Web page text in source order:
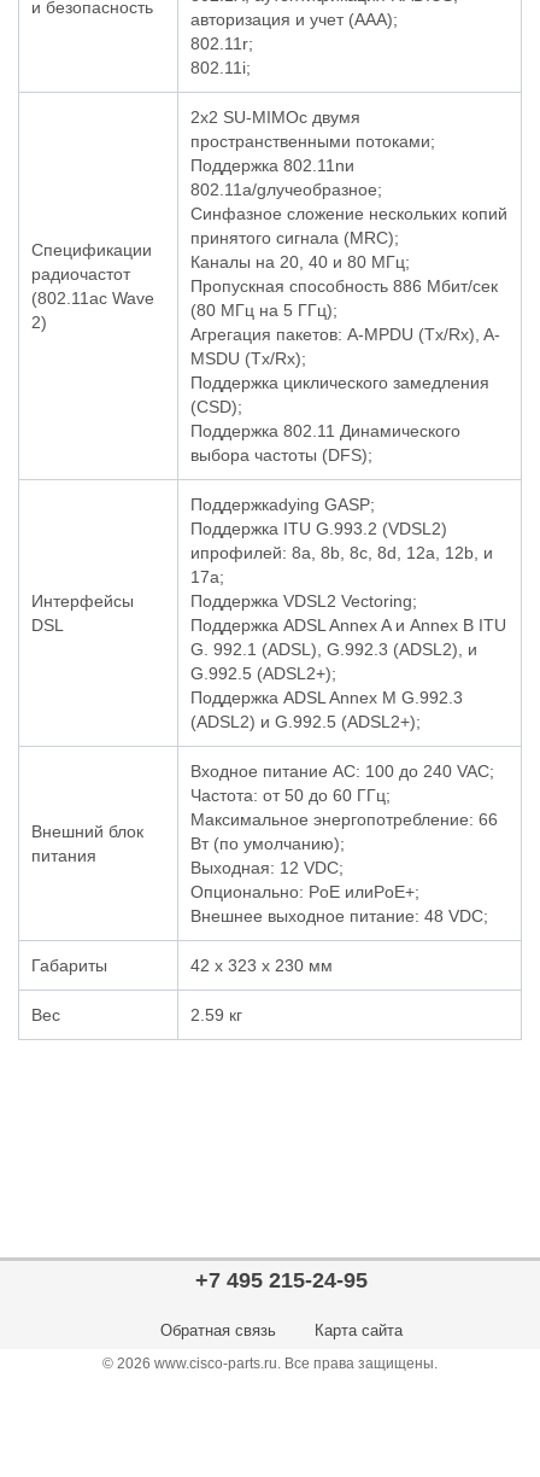
и безопасность
авторизация и учет (AAA);
802.11r;
802.11i;
Спецификации
радиочастот
(802.11ac Wave
2)
2x2 SU-MIMOс двумя
пространственными потоками;
Поддержка 802.11nи
802.11a/gлучеобразное;
Синфазное сложение нескольких копий
принятого сигнала (MRC);
Каналы на 20, 40 и 80 МГц;
Пропускная способность 886 Мбит/сек
(80 МГц на 5 ГГц);
Агрегация пакетов: A-MPDU (Tx/Rx), A-
MSDU (Tx/Rx);
Поддержка циклического замедления
(CSD);
Поддержка 802.11 Динамического
выбора частоты (DFS);
Интерфейсы
DSL
Поддержкаdying GASP;
Поддержка ITU G.993.2 (VDSL2)
ипрофилей: 8a, 8b, 8c, 8d, 12a, 12b, и
17a;
Поддержка VDSL2 Vectoring;
Поддержка ADSL Annex A и Annex B ITU
G. 992.1 (ADSL), G.992.3 (ADSL2), и
G.992.5 (ADSL2+);
Поддержка ADSL Annex M G.992.3
(ADSL2) и G.992.5 (ADSL2+);
Внешний блок
питания
Входное питание AC: 100 до 240 VAC;
Частота: от 50 до 60 ГГц;
Максимальное энергопотребление: 66
Вт (по умолчанию);
Выходная: 12 VDC;
Опционально: PoE илиPoE+;
Внешнее выходное питание: 48 VDC;
Габариты 42 x 323 x 230 мм
Вес 2.59 кг
+7 495 215-24-95
Обратная связь Карта сайта
© 2026 www.cisco-parts.ru. Все права защищены.